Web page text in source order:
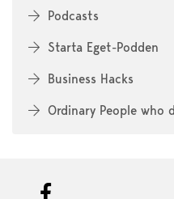
Podcasts
Starta Eget-Podden
Business Hacks
Ordinary People who